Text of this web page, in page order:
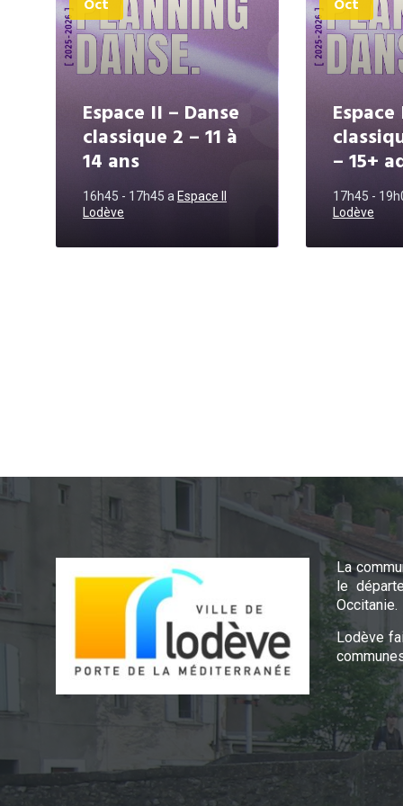
Oct
Espace II – Danse
classique 2 – 11 à
14 ans
16h45 - 17h45 a Espace II
Lodève
Oct
– 15+
17h45 -
Lodève
La
le
Occitanie.
Lodève